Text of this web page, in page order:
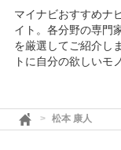
マイナビおすすめナ
イト。各分野の専門
を厳選してご紹介し
トに自分の欲しいモ
松本 康人